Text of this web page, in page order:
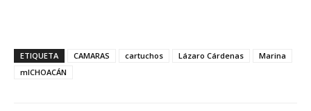
ETIQUETA CAMARAS cartuchos Lázaro Cárdenas
Marina
mICHOACÁN